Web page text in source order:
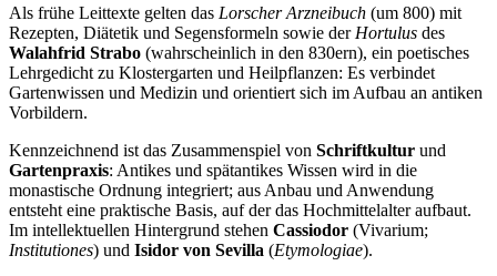
Als frühe Leittexte gelten das Lorscher Arzneibuch (um 800) mit
Rezepten, Diätetik und Segensformeln sowie der Hortulus des
Walahfrid Strabo (wahrscheinlich in den 830ern), ein poetisches
Lehrgedicht zu Klostergarten und Heilpflanzen: Es verbindet
Gartenwissen und Medizin und orientiert sich im Aufbau an antiken
Vorbildern.
Kennzeichnend ist das Zusammenspiel von Schriftkultur und
Gartenpraxis: Antikes und spätantikes Wissen wird in die
monastische Ordnung integriert; aus Anbau und Anwendung
entsteht eine praktische Basis, auf der das Hochmittelalter aufbaut.
Im intellektuellen Hintergrund stehen Cassiodor (Vivarium;
Institutiones) und Isidor von Sevilla (Etymologiae).